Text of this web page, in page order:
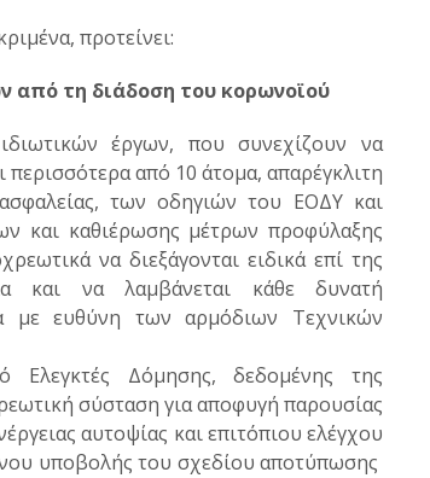
προτείνει:
από τη διάδοση του κορωνοϊού
έργων, που συνεχίζουν να
περισσότερα από 10 άτομα, απαρέγκλιτη
των οδηγιών του ΕΟΔΥ και
και καθιέρωσης μέτρων προφύλαξης
να διεξάγονται ειδικά επί της
και να λαμβάνεται κάθε δυνατή
με ευθύνη των αρμόδιων Τεχνικών
Ελεγκτές Δόμησης, δεδομένης της
σύσταση για αποφυγή παρουσίας
αυτοψίας και επιτόπιου ελέγχου
υποβολής του σχεδίου αποτύπωσης